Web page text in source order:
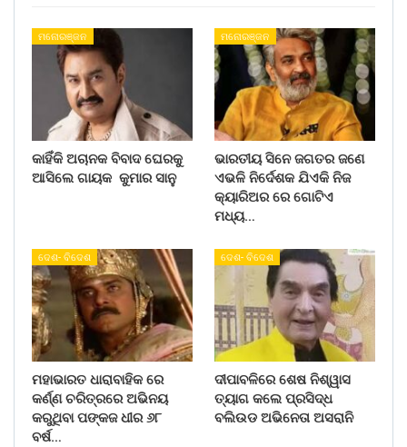
ମନୋରଞ୍ଜନ
କାହିଁକି ଅଚାନକ ବିବାଦ ଘେରକୁ
ଆସିଲେ ଗାୟକ କୁମାର ସାନୁ
ମନୋରଞ୍ଜନ
ଭାରତୀୟ ସିନେ ଜଗତର ଜଣେ
ଏଭଳି ନିର୍ଦେଶକ ଯିଏକି ନିଜ
କ୍ୟାରିଅର ରେ ଗୋଟିଏ
ମଧ୍ୟ…
ଦେଶ- ବିଦେଶ
ମହାଭାରତ ଧାରାବାହିକ ରେ
କର୍ଣ୍ଣ ଚରିତ୍ରରେ ଅଭିନୟ
କରୁଥିବା ପଙ୍କଜ ଧୀର ୬୮
ବର୍ଷ…
ଦେଶ- ବିଦେଶ
ଦୀପାବଳିରେ ଶେଷ ନିଶ୍ୱାସ
ତ୍ୟାଗ କଲେ ପ୍ରସିଦ୍ଧ
ବଲିଉଡ ଅଭିନେତା ଅସରାନି